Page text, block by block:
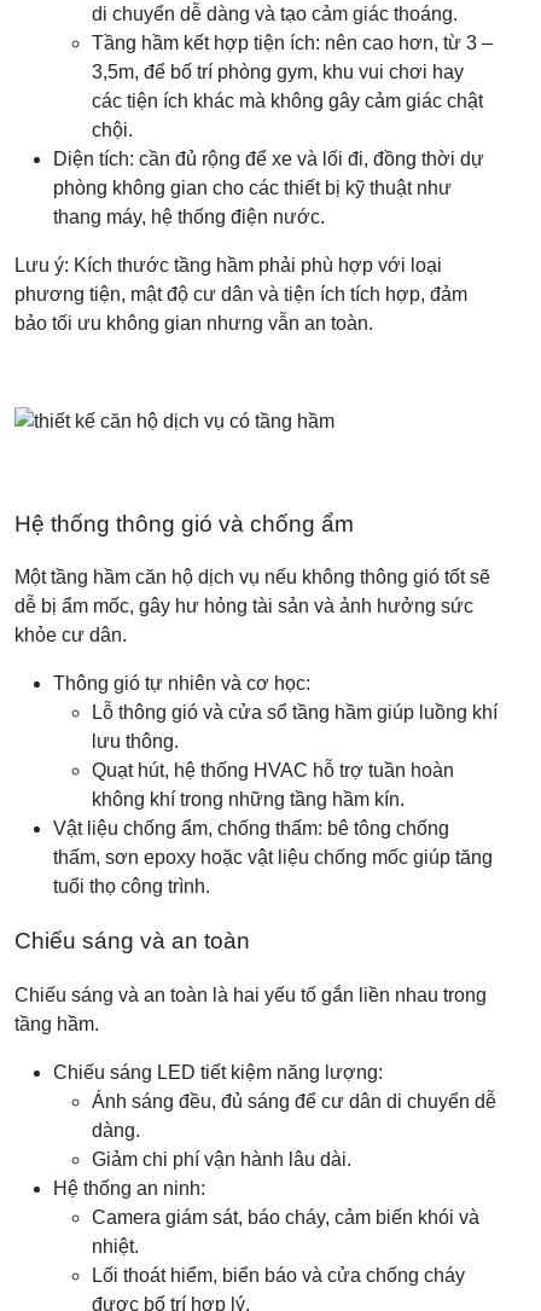
di chuyển dễ dàng và tạo cảm giác thoáng.
Tầng hầm kết hợp tiện ích: nên cao hơn, từ 3 –
3,5m, để bố trí phòng gym, khu vui chơi hay
các tiện ích khác mà không gây cảm giác chật
chội.
Diện tích: cần đủ rộng để xe và lối đi, đồng thời dự
phòng không gian cho các thiết bị kỹ thuật như
thang máy, hệ thống điện nước.
Lưu ý: Kích thước tầng hầm phải phù hợp với loại
phương tiện, mật độ cư dân và tiện ích tích hợp, đảm
bảo tối ưu không gian nhưng vẫn an toàn.
Hệ thống thông gió và chống ẩm
Một tầng hầm căn hộ dịch vụ nếu không thông gió tốt sẽ
dễ bị ẩm mốc, gây hư hỏng tài sản và ảnh hưởng sức
khỏe cư dân.
Thông gió tự nhiên và cơ học:
Lỗ thông gió và cửa sổ tầng hầm giúp luồng khí
lưu thông.
Quạt hút, hệ thống HVAC hỗ trợ tuần hoàn
không khí trong những tầng hầm kín.
Vật liệu chống ẩm, chống thấm: bê tông chống
thấm, sơn epoxy hoặc vật liệu chống mốc giúp tăng
tuổi thọ công trình.
Chiếu sáng và an toàn
Chiếu sáng và an toàn là hai yếu tố gắn liền nhau trong
tầng hầm.
Chiếu sáng LED tiết kiệm năng lượng:
Ánh sáng đều, đủ sáng để cư dân di chuyển dễ
dàng.
Giảm chi phí vận hành lâu dài.
Hệ thống an ninh:
Camera giám sát, báo cháy, cảm biến khói và
nhiệt.
Lối thoát hiểm, biển báo và cửa chống cháy
được bố trí hợp lý.